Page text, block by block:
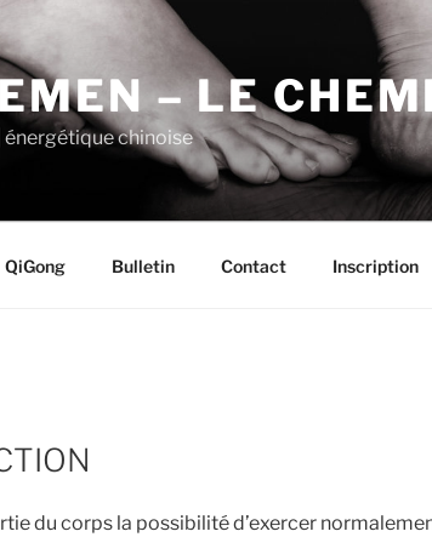
– LE
chinoise
QiGong Bulletin Contact Inscription
du corps la possibilité d’exercer